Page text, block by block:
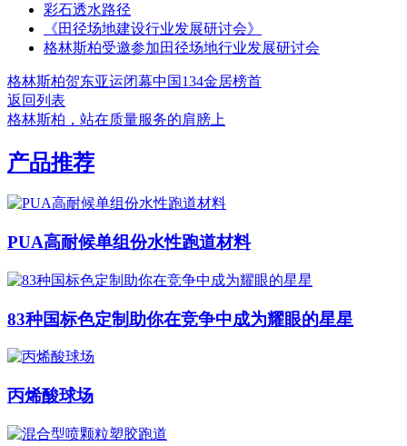
彩石透水路径
《田径场地建设行业发展研讨会》
格林斯柏受邀参加田径场地行业发展研讨会
格林斯柏贺东亚运闭幕中国134金居榜首
返回列表
格林斯柏，站在质量服务的肩膀上
产品推荐
PUA高耐候单组份水性跑道材料
83种国标色定制助你在竞争中成为耀眼的星星
丙烯酸球场